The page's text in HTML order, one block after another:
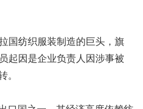
国纺织服装制造的巨头，旗
起因是企业负责人因涉事被
。